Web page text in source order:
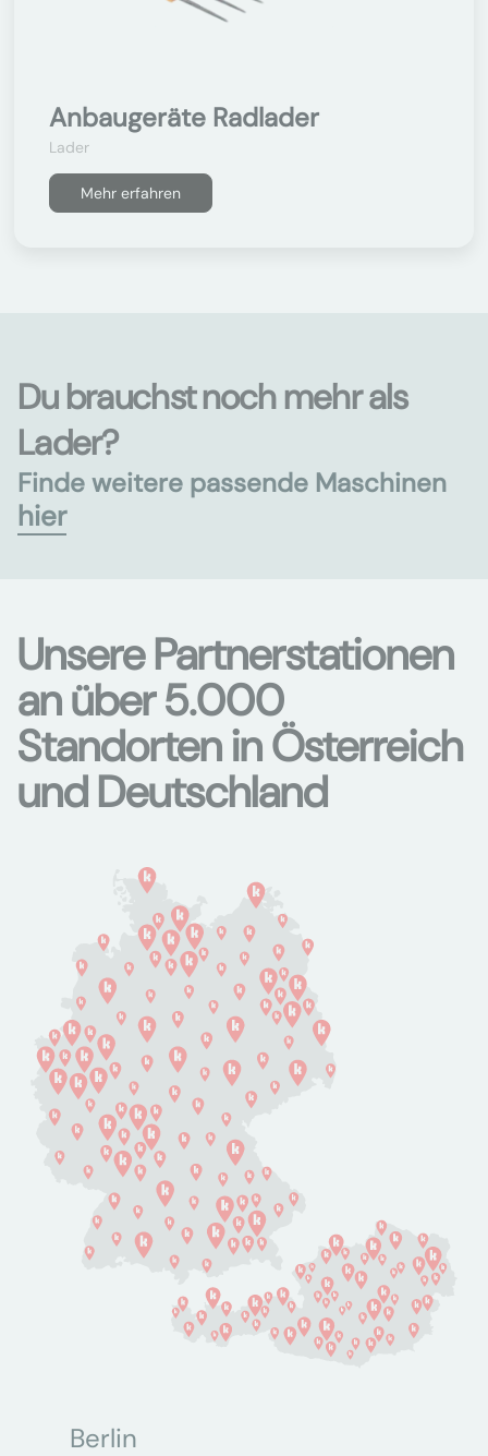
Anbaugeräte Radlader
Lader
Mehr erfahren
Du brauchst noch mehr als
Lader?
Finde weitere passende Maschinen
hier
Unsere Partnerstationen
an über 5.000
Standorten in Österreich
und Deutschland
Berlin